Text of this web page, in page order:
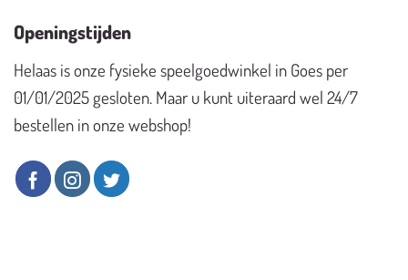
Openingstijden
Helaas is onze fysieke speelgoedwinkel in Goes per
01/01/2025 gesloten. Maar u kunt uiteraard wel 24/7
bestellen in onze webshop!